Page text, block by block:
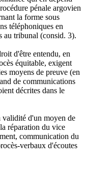
pénale argovien
la forme sous
téléphoniques en
au tribunal (consid. 3).
d'être entendu, en
équitable, exigent
moyens de preuve (en
de communications
décrites dans le
validité d'un moyen de
réparation du vice
communication du
verbaux d'écoutes